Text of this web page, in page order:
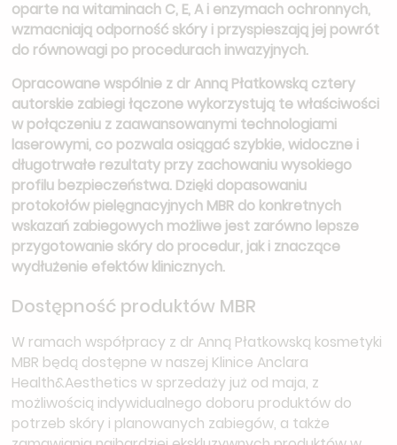
oparte na witaminach C, E, A i enzymach ochronnych,
wzmacniają odporność skóry i przyspieszają jej powrót
do równowagi po procedurach inwazyjnych.
Opracowane wspólnie z dr Anną Płatkowską cztery
autorskie zabiegi łączone wykorzystują te właściwości
w połączeniu z zaawansowanymi technologiami
laserowymi, co pozwala osiągać szybkie, widoczne i
długotrwałe rezultaty przy zachowaniu wysokiego
profilu bezpieczeństwa. Dzięki dopasowaniu
protokołów pielęgnacyjnych MBR do konkretnych
wskazań zabiegowych możliwe jest zarówno lepsze
przygotowanie skóry do procedur, jak i znaczące
wydłużenie efektów klinicznych.
Dostępność produktów MBR
W ramach współpracy z dr Anną Płatkowską kosmetyki
MBR będą dostępne w naszej Klinice Anclara
Health&Aesthetics w sprzedaży już od maja, z
możliwością indywidualnego doboru produktów do
potrzeb skóry i planowanych zabiegów, a także